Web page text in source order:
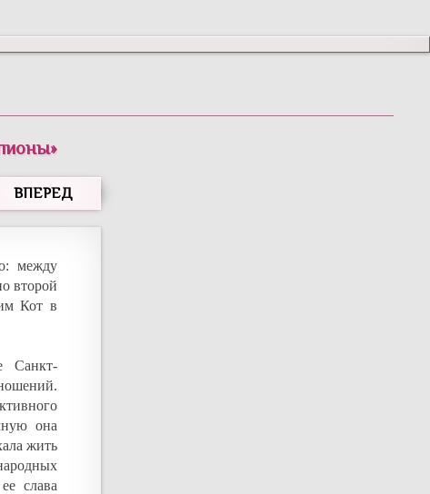
»
ВПЕРЕД
между
второй
Кот в
Санкт-
она
жить
слава